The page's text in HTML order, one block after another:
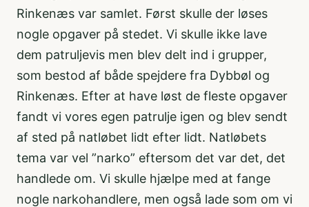
Rinkenæs var samlet. Først skulle der løses
nogle opgaver på stedet. Vi skulle ikke lave
dem patruljevis men blev delt ind i grupper,
som bestod af både spejdere fra Dybbøl og
Rinkenæs. Efter at have løst de fleste opgaver
fandt vi vores egen patrulje igen og blev sendt
af sted på natløbet lidt efter lidt. Natløbets
tema var vel ”narko” eftersom det var det, det
handlede om. Vi skulle hjælpe med at fange
nogle narkohandlere, men også lade som om vi